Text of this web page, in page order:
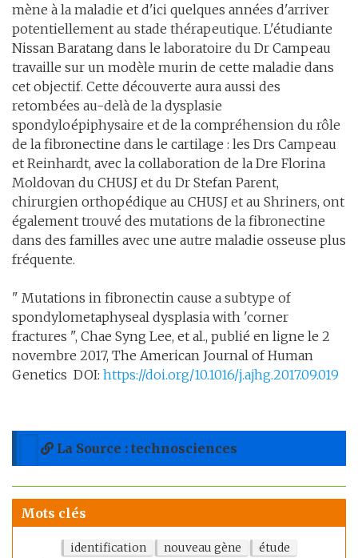
mène à la maladie et d'ici quelques années d'arriver
potentiellement au stade thérapeutique. L'étudiante
Nissan Baratang dans le laboratoire du Dr Campeau
travaille sur un modèle murin de cette maladie dans
cet objectif. Cette découverte aura aussi des
retombées au-delà de la dysplasie
spondyloépiphysaire et de la compréhension du rôle
de la fibronectine dans le cartilage : les Drs Campeau
et Reinhardt, avec la collaboration de la Dre Florina
Moldovan du CHUSJ et du Dr Stefan Parent,
chirurgien orthopédique au CHUSJ et au Shriners, ont
également trouvé des mutations de la fibronectine
dans des familles avec une autre maladie osseuse plus
fréquente.
" Mutations in fibronectin cause a subtype of
spondylometaphyseal dysplasia with 'corner
fractures ", Chae Syng Lee, et al., publié en ligne le 2
novembre 2017, The American Journal of Human
Genetics DOI: https://doi.org/10.1016/j.ajhg.2017.09.019
La Source : technosciences
Mots clés
identification nouveau gène
étude